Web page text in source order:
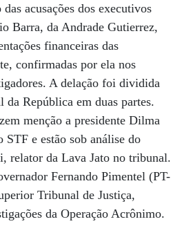
acusações dos executivos
Barra, da Andrade Gutierrez,
financeiras das
confirmadas por ela nos
A delação foi dividida
da República em duas partes.
menção a presidente Dilma
STF e estão sob análise do
relator da Lava Jato no tribunal.
Fernando Pimentel (PT-
Tribunal de Justiça,
da Operação Acrônimo.